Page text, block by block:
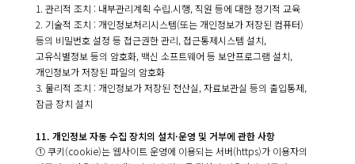
1. 관리적 조치 : 내부관리계획 수립.시행, 직원 등에 대한 정기적 교육
2. 기술적 조치 : 개인정보처리시스템(또는 개인정보가 저장된 컴퓨터)
등의 비밀번호 설정 등 접근권한 관리, 접근통제시스템 설치,
고유식별정보 등의 암호화, 백신 소프트웨어 등 보안프로그램 설치,
개인정보가 저장된 파일의 암호화
3. 물리적 조치 : 개인정보가 저장된 전산실, 자료보관실 등의 출입통제,
잠금 장치 설치
11. 개인정보 자동 수집 장치의 설치·운영 및 거부에 관한 사항
① 쿠키(cookie)는 웹사이트 운영에 이용되는 서버(https)가 이용자의